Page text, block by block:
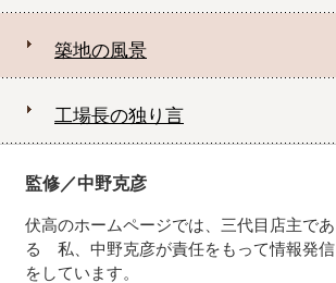
築地の風景
工場長の独り言
監修／中野克彦
伏高のホームページでは、三代目店主であ
る 私、中野克彦が責任をもって情報発信
をしています。